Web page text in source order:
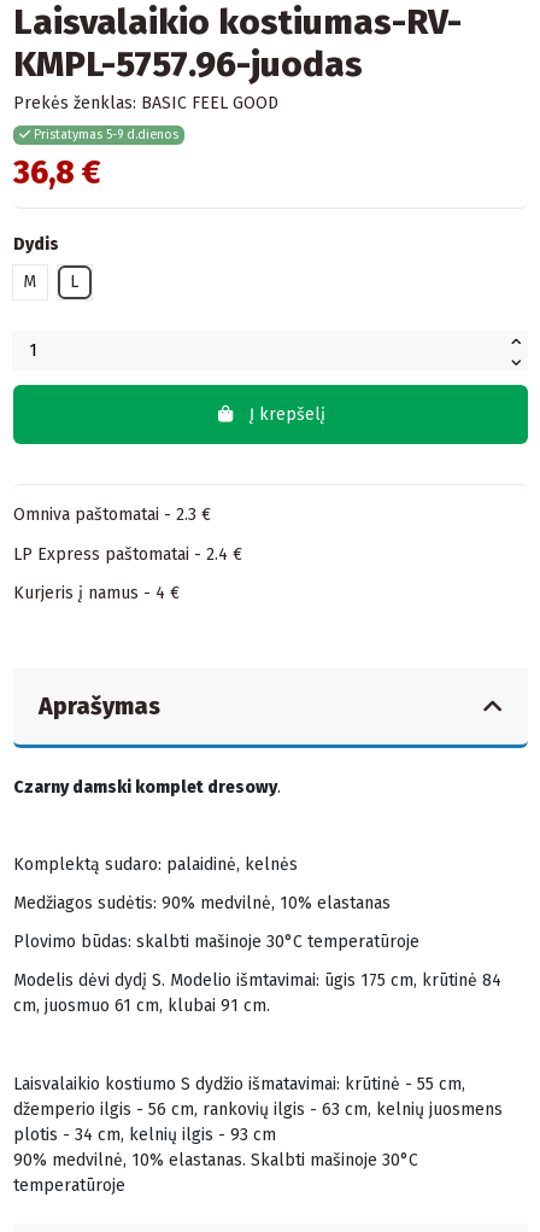
Laisvalaikio kostiumas-RV-
KMPL-5757.96-juodas
Prekės ženklas: BASIC FEEL GOOD
Pristatymas 5-9 d.dienos
36,8 €
Dydis
M
L
Į krepšelį
Omniva paštomatai - 2.3 €
LP Express paštomatai - 2.4 €
Kurjeris į namus - 4 €
Aprašymas
Czarny damski komplet dresowy.
Komplektą sudaro: palaidinė, kelnės
Medžiagos sudėtis: 90% medvilnė, 10% elastanas
Plovimo būdas: skalbti mašinoje 30°C temperatūroje
Modelis dėvi dydį S. Modelio išmtavimai: ūgis 175 cm, krūtinė 84
cm, juosmuo 61 cm, klubai 91 cm.
Laisvalaikio kostiumo S dydžio išmatavimai: krūtinė - 55 cm,
džemperio ilgis - 56 cm, rankovių ilgis - 63 cm, kelnių juosmens
plotis - 34 cm, kelnių ilgis - 93 cm
90% medvilnė, 10% elastanas. Skalbti mašinoje 30°C
temperatūroje